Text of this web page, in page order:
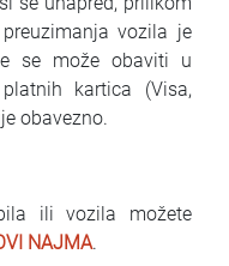
vozila je
se može obaviti u
kartica (Visa,
obavezno.
ili vozila možete
NAJMA.